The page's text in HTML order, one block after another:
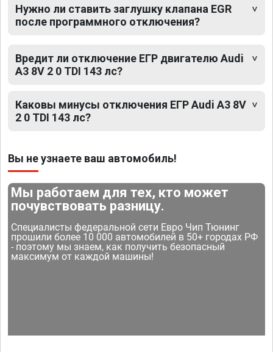
Нужно ли ставить заглушку клапана EGR
после программного отключения?
Вредит ли отключение ЕГР двигателю Audi
A3 8V 2 0 TDI 143 лс?
Каковы минусы отключения ЕГР Audi A3 8V
2 0 TDI 143 лс?
Вы не узнаете ваш автомобиль!
Мы работаем для тех, кто может
почувствовать разницу.
Специалисты федеральной сети Евро Чип Тюнинг
прошили более 10 000 автомобилей в 50+ городах РФ
- поэтому мы знаем, как получить безопасный
максимум от каждой машины!